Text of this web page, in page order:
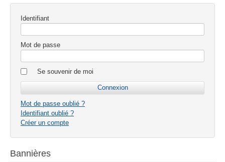
Identifiant
Mot de passe
Se souvenir de moi
Mot de passe oublié ?
Identifiant oublié ?
Créer un compte
Bannières